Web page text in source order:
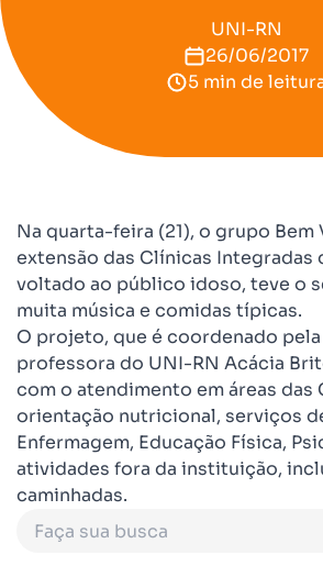
UNI-RN
26/06/2017
5 min de
Na quarta-feira (21), o grupo
extensão das Clínicas Integradas
voltado ao público idoso, teve o
muita música e comidas típicas.
O projeto, que é coordenado
professora do UNI-RN Acácia
com o atendimento em áreas das
orientação nutricional, serviços
Enfermagem, Educação Física,
atividades fora da instituição,
caminhadas.